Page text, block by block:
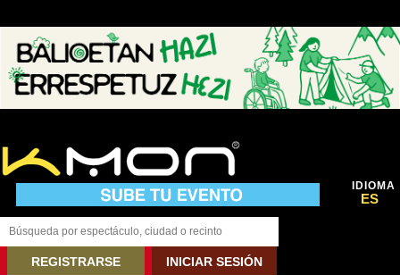
IDIOMA
ES
REGISTRARSE INICIAR SESIÓN